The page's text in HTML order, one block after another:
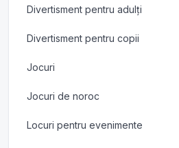
Divertisment pentru adulți
Divertisment pentru copii
Jocuri
Jocuri de noroc
Locuri pentru evenimente